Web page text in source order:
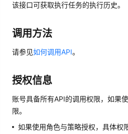
该接口可获取执行任务的执行历史。
调用方法
请参见如何调用API。
授权信息
账号具备所有API的调用权限，如果
限。
如果使用角色与策略授权，具体权